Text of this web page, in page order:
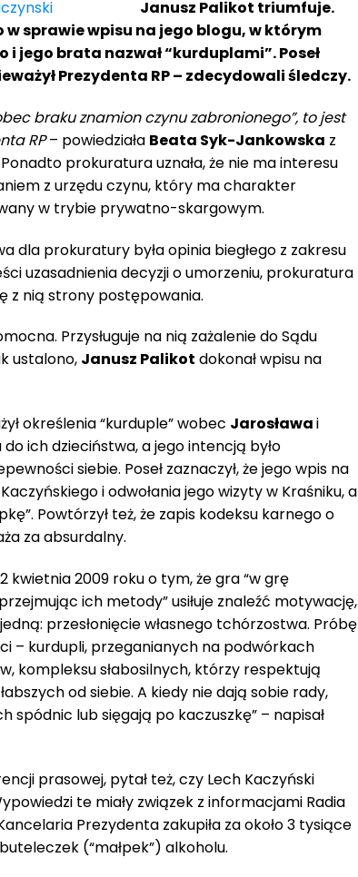
Janusz Palikot triumfuje.
sprawie wpisu na jego blogu, w którym
jego brata nazwał “kurduplami”. Poseł
Prezydenta RP – zdecydowali śledczy.
braku znamion czynu zabronionego”, to jest
RP– powiedziała Beata Syk-Jankowska z
prokuratura uznała, że nie ma interesu
z urzędu czynu, który ma charakter
w trybie prywatno-skargowym.
dla prokuratury była opinia biegłego z zakresu
uzasadnienia decyzji o umorzeniu, prokuratura
z nią strony postępowania.
Przysługuje na nią zażalenie do Sądu
ustalono, Janusz Palikot dokonał wpisu na
określenia “kurduple” wobec Jarosławai
do ich dzieciństwa, a jego intencją było
siebie. Poseł zaznaczył, że jego wpis na
i odwołania jego wizyty w Kraśniku, a
Powtórzył też, że zapis kodeksu karnego o
za absurdalny.
kwietnia 2009 roku o tym, że gra “w grę
ich metody” usiłuje znaleźć motywację,
przesłonięcie własnego tchórzostwa. Próbę
– kurdupli, przeganianych na podwórkach
kompleksu słabosilnych, którzy respektują
od siebie. A kiedy nie dają sobie rady,
lub sięgają po kaczuszkę” – napisał
prasowej, pytał też, czy Lech Kaczyński
te miały związek z informacjami Radia
Prezydenta zakupiła za około 3 tysiące
(“małpek”) alkoholu.